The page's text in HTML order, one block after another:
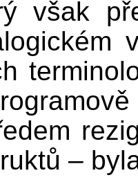
však
–